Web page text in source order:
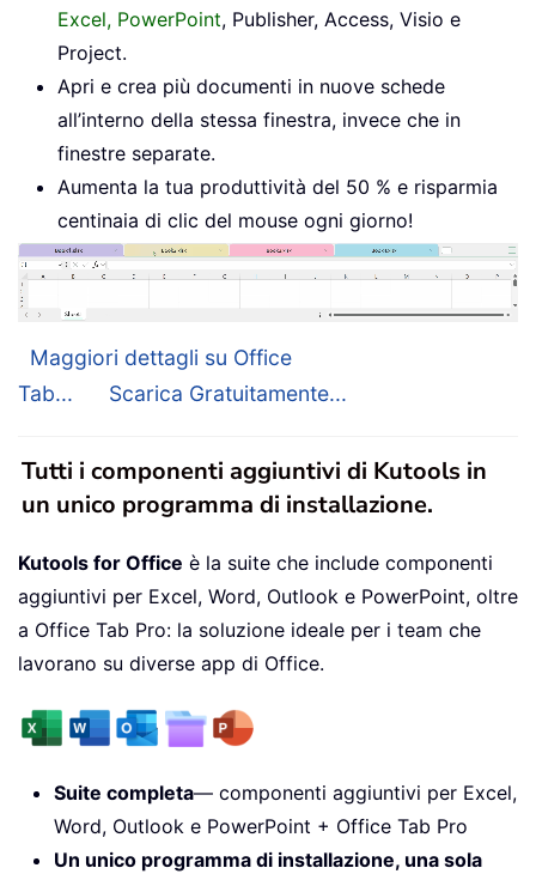
Excel, PowerPoint, Publisher, Access, Visio e
Project.
Apri e crea più documenti in nuove schede
all’interno della stessa finestra, invece che in
finestre separate.
Aumenta la tua produttività del 50 % e risparmia
centinaia di clic del mouse ogni giorno!
Maggiori dettagli su Office
Tab...
Scarica Gratuitamente...
Tutti i componenti aggiuntivi di Kutools in
un unico programma di installazione.
Kutools for Office è la suite che include componenti
aggiuntivi per Excel, Word, Outlook e PowerPoint, oltre
a Office Tab Pro: la soluzione ideale per i team che
lavorano su diverse app di Office.
Suite completa— componenti aggiuntivi per Excel,
Word, Outlook e PowerPoint + Office Tab Pro
Un unico programma di installazione, una sola